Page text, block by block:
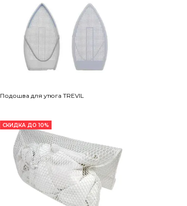
Подошва для утюга TREVIL
СКИДКА ДО 10%